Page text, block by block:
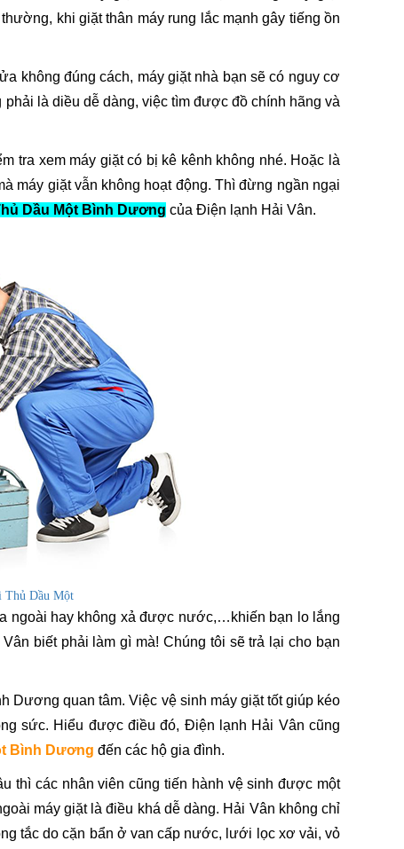
khi giặt thân máy rung lắc mạnh gây tiếng ồn
không đúng cách, máy giặt nhà bạn sẽ có nguy cơ
là diều dễ dàng, việc tìm được đồ chính hãng và
tra xem máy giặt có bị kê kênh không nhé. Hoặc là
máy giặt vẫn không hoạt động. Thì đừng ngần ngại
Dầu Một Bình Dương của Điện lạnh Hải Vân.
Thủ Dầu Một
ngoài hay không xả được nước,…khiến bạn lo lắng
biết phải làm gì mà! Chúng tôi sẽ trả lại cho bạn
Dương quan tâm. Việc vệ sinh máy giặt tốt giúp kéo
sức. Hiểu được điều đó, Điện lạnh Hải Vân cũng
Bình Dương đến các hộ gia đình.
thì các nhân viên cũng tiến hành vệ sinh được một
máy giặt là điều khá dễ dàng. Hải Vân không chỉ
tắc do cặn bẩn ở van cấp nước, lưới lọc xơ vải, vỏ